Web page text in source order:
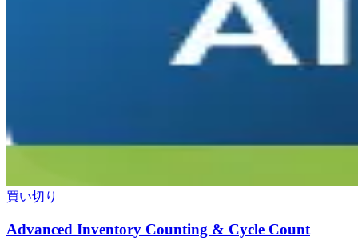
買い切り
Advanced Inventory Counting & Cycle Count